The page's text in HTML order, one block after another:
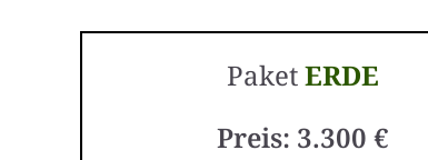
PaketERDE
Preis: 3.300 €